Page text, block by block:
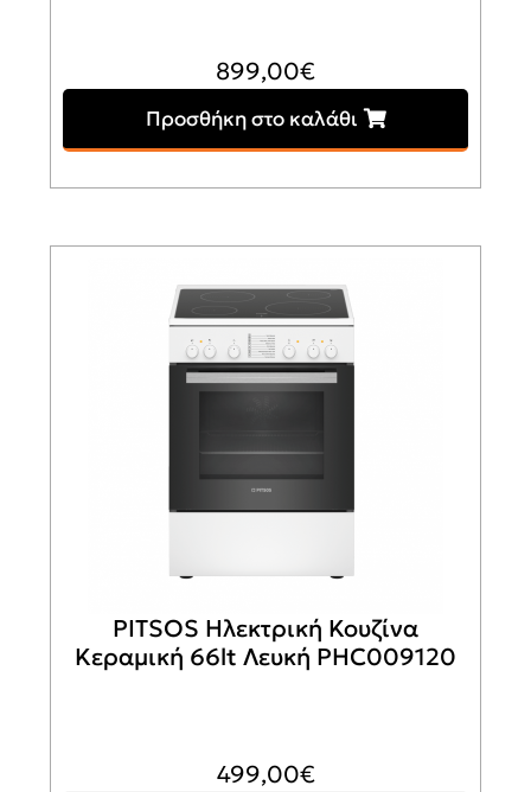
899,00€
Προσθήκη στο καλάθι
PITSOS Ηλεκτρική Κουζίνα
Κεραμική 66lt Λευκή PHC009120
499,00€